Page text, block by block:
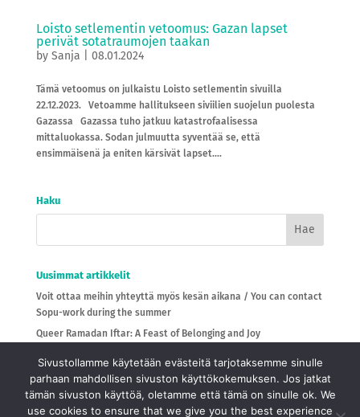
Loisto setlementin vetoomus: Gazan lapset
perivät sotatraumojen taakan
by Sanja 08.01.2024
Tämä vetoomus on julkaistu Loisto setlementin sivuilla
22.12.2023. Vetoamme hallitukseen siviilien suojelun puolesta
Gazassa Gazassa tuho jatkuu katastrofaalisessa
mittaluokassa. Sodan julmuutta syventää se, että
ensimmäisenä ja eniten kärsivät lapset....
Haku
Uusimmat artikkelit
Voit ottaa meihin yhteyttä myös kesän aikana / You can contact
Sopu-work during the summer
Queer Ramadan Iftar: A Feast of Belonging and Joy
Kutsu seminaariin!
Kiitos! 25 organisaatiota ja 83 yksityishenkilöä liittyi
vetoomukseemme
Sivustollamme käytetään evästeitä tarjotaksemme sinulle
parhaan mahdollisen sivuston käyttökokemuksen. Jos jatkat
tämän sivuston käyttöä, oletamme että tämä on sinulle ok. We
use cookies to ensure that we give you the best experience